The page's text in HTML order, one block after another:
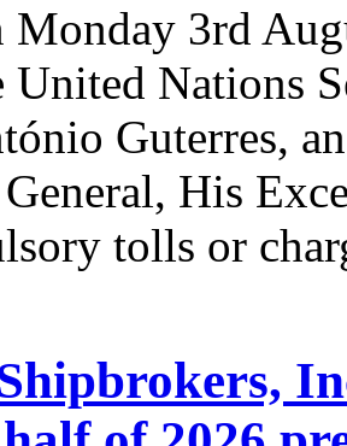
Monday 3rd
United Nations
Guterres,
General, His
tolls or